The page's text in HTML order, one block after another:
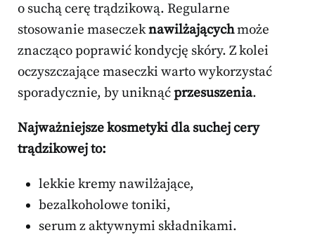
o suchą cerę trądzikową. Regularne
stosowanie maseczeknawilżającychmoże
znacząco poprawić kondycję skóry. Z kolei
oczyszczające maseczki warto wykorzystać
sporadycznie, by uniknąćprzesuszenia.
Najważniejsze kosmetyki dla suchej cery
trądzikowej to:
lekkie kremy nawilżające,
bezalkoholowe toniki,
serum z aktywnymi składnikami.